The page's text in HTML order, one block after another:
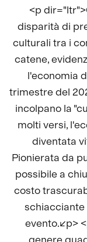
<p
disparità di
culturali tra i
catene,
l'economia
trimestre del
incolpano la
molti versi,
diventata
Pionierata da
possibile a
costo
schiacciante
evento.</p>
genere